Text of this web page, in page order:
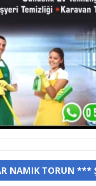
NAMIK TORUN ***